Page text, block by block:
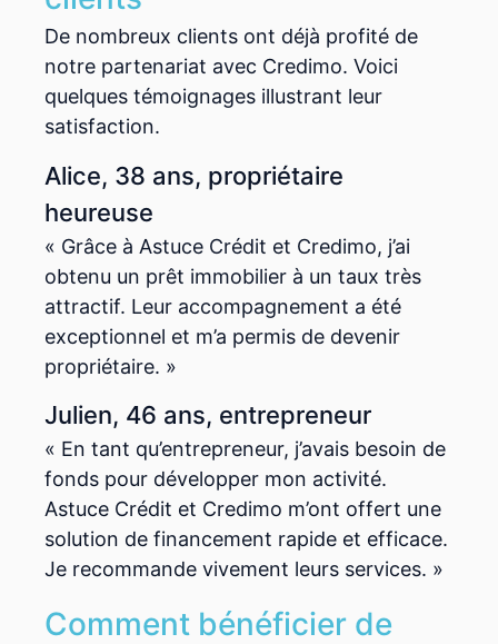
De nombreux clients ont déjà profité de
notre partenariat avec Credimo. Voici
quelques témoignages illustrant leur
satisfaction.
Alice, 38 ans, propriétaire
heureuse
« Grâce à Astuce Crédit et Credimo, j’ai
obtenu un prêt immobilier à un taux très
attractif. Leur accompagnement a été
exceptionnel et m’a permis de devenir
propriétaire. »
Julien, 46 ans, entrepreneur
« En tant qu’entrepreneur, j’avais besoin de
fonds pour développer mon activité.
Astuce Crédit et Credimo m’ont offert une
solution de financement rapide et efficace.
Je recommande vivement leurs services. »
Comment bénéficier de